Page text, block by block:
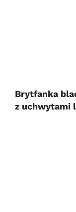
Brytfanka
z uchwytami